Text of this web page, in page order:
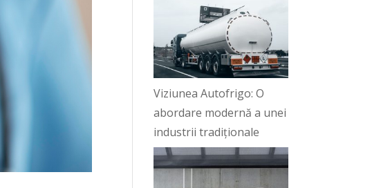
Viziunea Autofrigo: O
abordare modernă a unei
industrii tradiționale